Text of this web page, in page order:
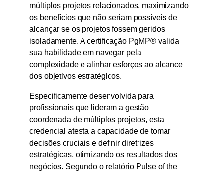
múltiplos projetos relacionados, maximizando
os benefícios que não seriam possíveis de
alcançar se os projetos fossem geridos
isoladamente. A certificação PgMP® valida
sua habilidade em navegar pela
complexidade e alinhar esforços ao alcance
dos objetivos estratégicos.
Especificamente desenvolvida para
profissionais que lideram a gestão
coordenada de múltiplos projetos, esta
credencial atesta a capacidade de tomar
decisões cruciais e definir diretrizes
estratégicas, otimizando os resultados dos
negócios. Segundo o relatório Pulse of the